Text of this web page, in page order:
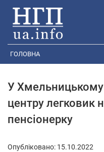
ГОЛОВНА
У Хмельницькому
центру легковик
пенсіонерку
Опубліковано: 15.10.2022